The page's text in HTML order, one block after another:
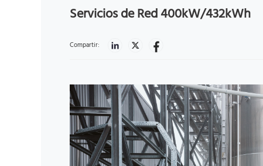
Servicios de Red 400kW/432kWh
Compartir: